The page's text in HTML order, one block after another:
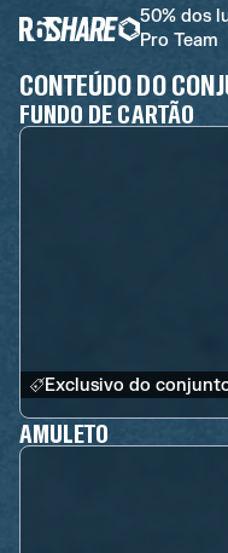
50% dos
Pro Team
CONTEÚDO DO
FUNDO DE CARTÃO
Exclusivo do
AMULETO